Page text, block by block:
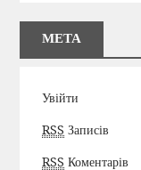
МЕТА
Увійти
RSS Записів
RSS Коментарів